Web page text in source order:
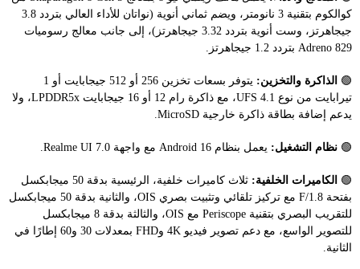
كوالكوم بتقنية 3 نانومتر، ويضم ثماني أنوية (نواتان للأداء العالي بتردد 3.8
جيجاهرتز، وست أنوية بتردد 3.32 جيجاهرتز)، إلى جانب معالج رسوميات
Adreno 829 بتردد 1.2 جيجاهرتز.
🟢 الذاكرة والتخزين:
يتوفر بسعات تخزين 256 أو 512 جيجابايت أو 1
تيرابايت من نوع UFS 4.1، مع ذاكرة رام 12 أو 16 جيجابايت LPDDR5x، ولا
يدعم إضافة بطاقة ذاكرة خارجية MicroSD.
🟢 نظام التشغيل: يعمل بنظام Android 16 مع واجهة Realme UI 7.0.
🟢 الكاميرات الخلفية:
ثلاث كاميرات خلفية، الرئيسية بدقة 50 ميجابكسل
بفتحة F/1.8 مع تركيز تلقائي وتثبيت بصري OIS، والثانية بدقة 50 ميجابكسل
للتقريب البصري بتقنية Periscope مع OIS، والثالثة بدقة 8 ميجابكسل
للتصوير الواسع، مع دعم تصوير فيديو 4K وFHD بمعدلات 30 و60 إطارًا في
الثانية.